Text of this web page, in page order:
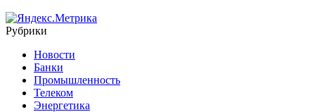
Рубрики
Новости
Банки
Промышленность
Телеком
Энергетика